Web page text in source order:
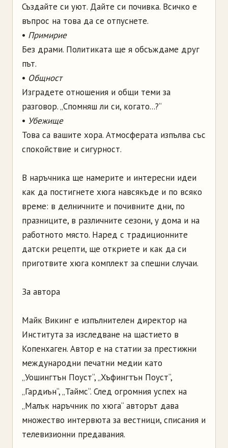
Създайте си уют. Дайте си почивка. Всичко е
въпрос на това да се отпуснете.
• Примирие
Без драми. Политиката ще я обсъждаме друг
път.
• Общност
Изградете отношения и общи теми за
разговор. „Спомняш ли си, когато...?“
• Убежище
Това са вашите хора. Атмосферата изпълва със
спокойствие и сигурност.
В наръчника ще намерите и интересни идеи
как да постигнете хюга навсякъде и по всяко
време: в делничните и почивните дни, по
празниците, в различните сезони, у дома и на
работното място. Наред с традиционните
датски рецепти, ще откриете и как да си
приготвите хюга комплект за спешни случаи.
За автора
Майк Викинг е изпълнителен директор на
Института за изследване на щастието в
Копенхаген. Автор е на статии за престижни
международни печатни медии като
„Уошингтън Поуст“, „Хъфингтън Поуст“,
„Гардиън“, „Таймс“. След огромния успех на
„Малък наръчник по хюга“ авторът дава
множество интервюта за вестници, списания и
телевизионни предавания.